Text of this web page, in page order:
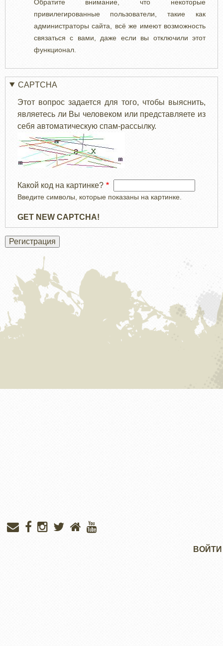
Обратите внимание, что некоторые
привилегированные пользователи, такие как
администраторы сайта, всё же имеют возможность
связаться с вами, даже если вы отключили этот
функционал.
CAPTCHA
Этот вопрос задается для того, чтобы выяснить,
являетесь ли Вы человеком или представляете из
себя автоматическую спам-рассылку.
Какой код на картинке?
Введите символы, которые показаны на картинке.
GET NEW CAPTCHA!
ВОЙТИ